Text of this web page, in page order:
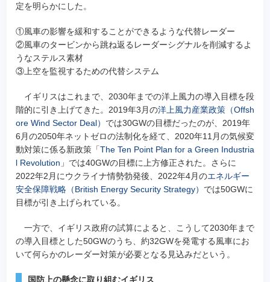
定を明らかにした。
①風車の影響を緩和することができるような代替レーダー
②風車のタービンから跳ね返るレーダーシグナルを削減するよ
うなステルス素材
③上空を監視するための代替システム
イギリスはこれまで、2030年までの洋上風力の導入目標を段
階的に引き上げてきた。2019年3月の洋上風力産業政策（Offsh
ore Wind Sector Deal） では30GWの目標だったのが、2019年
6月の2050年ネットゼロの法制化を経て、2020年11月の気候変
動対策に係る新政策「The Ten Point Plan for a Green Industria
l Revolution 」では40GWの目標に上方修正された。さらに
2022年2月にウクライナ情勢勃発後、2022年4月のエネルギー
安全保障戦略（British Energy Security Strategy） では50GWに
目標が引き上げられている。
一方で、イギリス政府の試算によると、こうして2030年まで
の導入目標とした50GWのうち、約32GWを発電する風車にお
いて何らかのレーダー対策が必要となる見込みだという。
国防上の懸念に取り組むイギリス